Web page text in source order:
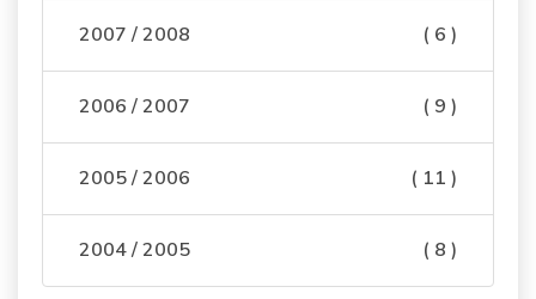
2007 / 2008 ( 6 )
2006 / 2007 ( 9 )
2005 / 2006 ( 11 )
2004 / 2005 ( 8 )